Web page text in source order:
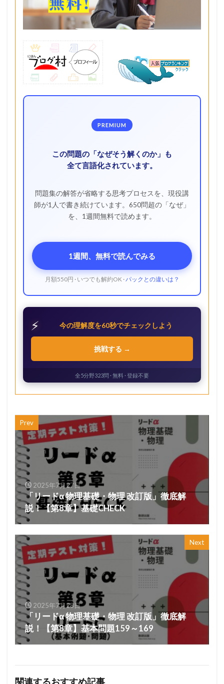
PREMIUM
この問題の「なぜそう解くのか」も
全て言語化されています。
問題集の解答が省略する思考プロセスを、現役講
師が1人で書き続けています。650問超の「なぜ」
を、1週間無料で読めます。
1週間、無料で読んでみる
月額550円 · いつでも解約OK ·パックとの違いは？
⚡ 今の理解度を60秒でチェックしよう
挑戦する →
全5分野323問 · 無料 · 登録不要
Prev
2025年7月27日
「リードα 物理基礎・物理 改訂版」徹底解
説！【第8章】基礎CHECK
Next
2025年7月28日
「リードα 物理基礎・物理 改訂版」徹底解
説！【第8章】基本問題159～169
関連するおすすめ記事